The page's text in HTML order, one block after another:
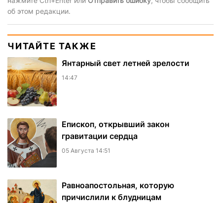
об этом редакции.
ЧИТАЙТЕ ТАКЖЕ
Янтарный свет летней зрелости
14:47
Епископ, открывший закон
гравитации сердца
05 Августа 14:51
Равноапостольная, которую
причислили к блудницам